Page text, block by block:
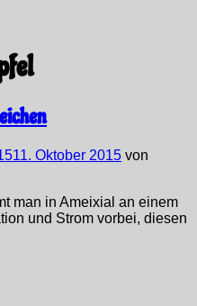
11. Oktober 2015 von
man in Ameixial an einem
und Strom vorbei, diesen